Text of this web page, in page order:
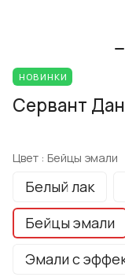
НОВИНКИ
Сервант
Цвет : Бейцы эмали
Белый лак
Бейцы эмали
Эмали с